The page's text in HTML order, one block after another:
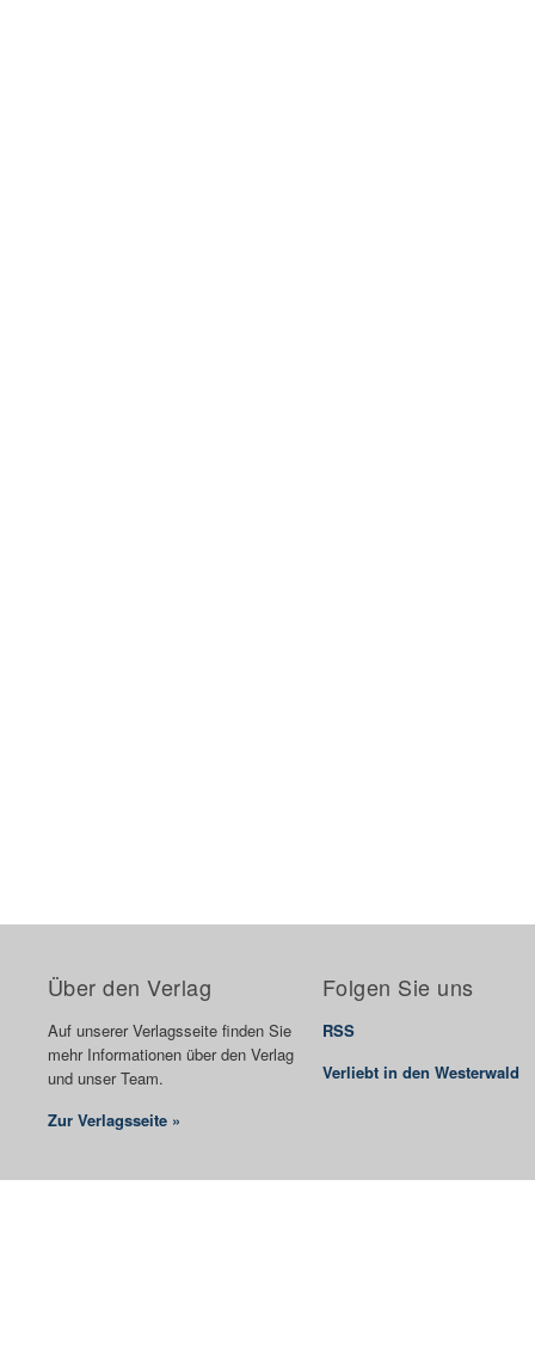
Über den Verlag
Auf unserer Verlagsseite finden Sie
mehr Informationen über den Verlag
und unser Team.
Zur Verlagsseite »
Folgen Sie uns
RSS
Verliebt in den Westerwald